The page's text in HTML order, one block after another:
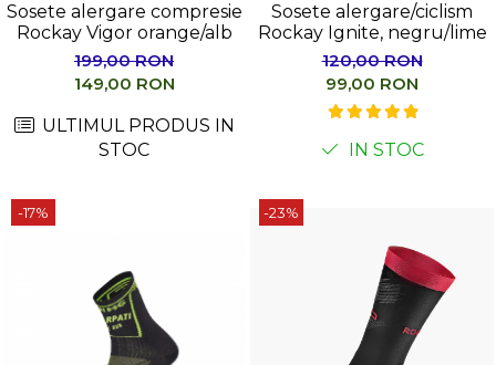
Sosete alergare compresie
Rockay Vigor orange/alb
199,00 RON
149,00 RON
ULTIMUL PRODUS IN
STOC
Sosete alergare/ciclism
Rockay Ignite, negru/lime
120,00 RON
99,00 RON
IN STOC
-17% -23%